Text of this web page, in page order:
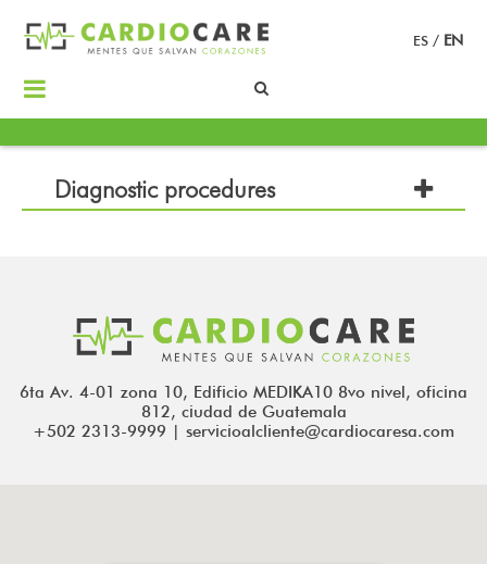
ES / EN
Diagnostic procedures
6ta Av. 4-01 zona 10, Edificio MEDIKA10 8vo nivel, oficina
812, ciudad de Guatemala
+502 2313-9999 | servicioalcliente@cardiocaresa.com